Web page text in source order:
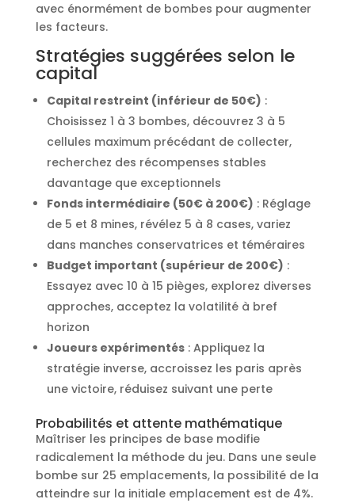
avec énormément de bombes pour augmenter
les facteurs.
Stratégies suggérées selon le
capital
Capital restreint (inférieur de 50€) :
Choisissez 1 à 3 bombes, découvrez 3 à 5
cellules maximum précédant de collecter,
recherchez des récompenses stables
davantage que exceptionnels
Fonds intermédiaire (50€ à 200€) : Réglage
de 5 et 8 mines, révélez 5 à 8 cases, variez
dans manches conservatrices et téméraires
Budget important (supérieur de 200€) :
Essayez avec 10 à 15 pièges, explorez diverses
approches, acceptez la volatilité à bref
horizon
Joueurs expérimentés: Appliquez la
stratégie inverse, accroissez les paris après
une victoire, réduisez suivant une perte
Probabilités et attente mathématique
Maîtriser les principes de base modifie
radicalement la méthode du jeu. Dans une seule
bombe sur 25 emplacements, la possibilité de la
atteindre sur la initiale emplacement est de 4%.